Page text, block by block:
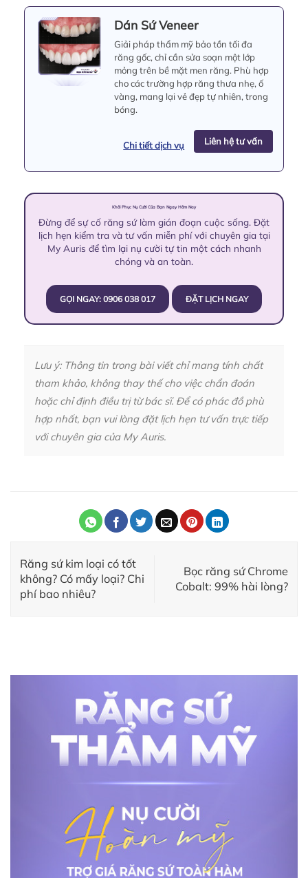
Dán Sứ Veneer
Giải pháp thẩm mỹ bảo tồn tối đa
răng gốc, chỉ cần sửa soạn một lớp
mỏng trên bề mặt men răng. Phù hợp
cho các trường hợp răng thưa nhẹ, ố
vàng, mang lại vẻ đẹp tự nhiên, trong
bóng.
Chi tiết dịch vụ Liên hệ tư vấn
Khôi Phục Nụ Cười Của Bạn Ngay Hôm Nay
Đừng để sự cố răng sứ làm gián đoạn cuộc sống. Đặt
lịch hẹn kiểm tra và tư vấn miễn phí với chuyên gia tại
My Auris để tìm lại nụ cười tự tin một cách nhanh
chóng và an toàn.
GỌI NGAY: 0906 038 017 ĐẶT LỊCH NGAY
Lưu ý: Thông tin trong bài viết chỉ mang tính chất
tham khảo, không thay thế cho việc chẩn đoán
hoặc chỉ định điều trị từ bác sĩ. Để có phác đồ phù
hợp nhất, bạn vui lòng đặt lịch hẹn tư vấn trực tiếp
với chuyên gia của My Auris.
Răng sứ kim loại có tốt
không? Có mấy loại? Chi
phí bao nhiêu?
Bọc răng sứ Chrome
Cobalt: 99% hài lòng?